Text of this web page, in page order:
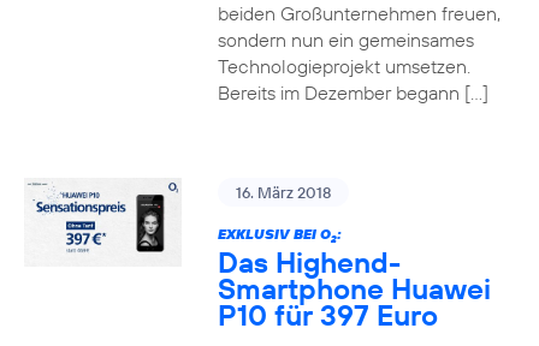
beiden Großunternehmen freuen,
sondern nun ein gemeinsames
Technologieprojekt umsetzen.
Bereits im Dezember begann […]
16. März 2018
EXKLUSIV BEI O2:
Das Highend-
Smartphone Huawei
P10 für 397 Euro